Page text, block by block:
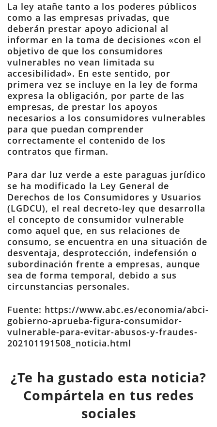
La ley atañe tanto a los poderes públicos
como a las empresas privadas, que
deberán prestar apoyo adicional al
informar en la toma de decisiones «con el
objetivo de que los consumidores
vulnerables no vean limitada su
accesibilidad». En este sentido, por
primera vez se incluye en la ley de forma
expresa la obligación, por parte de las
empresas, de prestar los apoyos
necesarios a los consumidores vulnerables
para que puedan comprender
correctamente el contenido de los
contratos que firman.
Para dar luz verde a este paraguas jurídico
se ha modificado la Ley General de
Derechos de los Consumidores y Usuarios
(LGDCU), el real decreto-ley que desarrolla
el concepto de consumidor vulnerable
como aquel que, en sus relaciones de
consumo, se encuentra en una situación de
desventaja, desprotección, indefensión o
subordinación frente a empresas, aunque
sea de forma temporal, debido a sus
circunstancias personales.
Fuente: https://www.abc.es/economia/abci-
gobierno-aprueba-figura-consumidor-
vulnerable-para-evitar-abusos-y-fraudes-
202101191508_noticia.html
¿Te ha gustado esta noticia?
Compártela en tus redes
sociales